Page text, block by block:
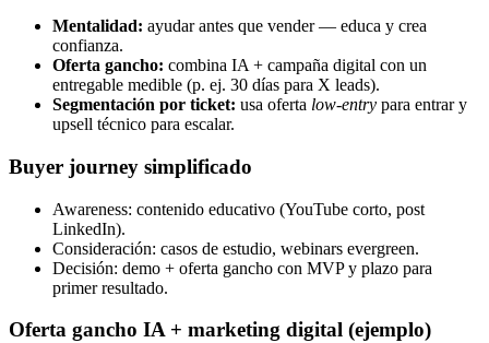
Mentalidad: ayudar antes que vender — educa y crea
confianza.
Oferta gancho: combina IA + campaña digital con un
entregable medible (p. ej. 30 días para X leads).
Segmentación por ticket: usa oferta low-entry para entrar y
upsell técnico para escalar.
Buyer journey simplificado
Awareness: contenido educativo (YouTube corto, post
LinkedIn).
Consideración: casos de estudio, webinars evergreen.
Decisión: demo + oferta gancho con MVP y plazo para
primer resultado.
Oferta gancho IA + marketing digital (ejemplo)